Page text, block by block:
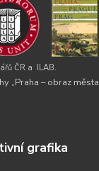
ČR a ILAB.
„Praha – obraz města
grafika